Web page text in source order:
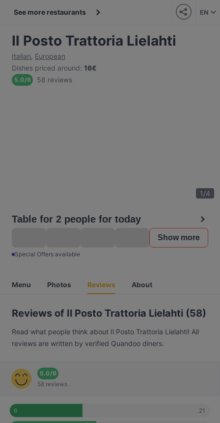
See more restaurants EN
Il Posto Trattoria Lielahti
Italian, European
Dishes priced around: 16€
5.0/6 58 reviews
1/4
Table for 2 people for today
Show more
Special Offers available
Menu Photos Reviews About
Reviews of Il Posto Trattoria Lielahti (58)
Read what people think about Il Posto Trattoria Lielahti! All
reviews are written by verified Quandoo diners.
5.0/6
58 reviews
6 21